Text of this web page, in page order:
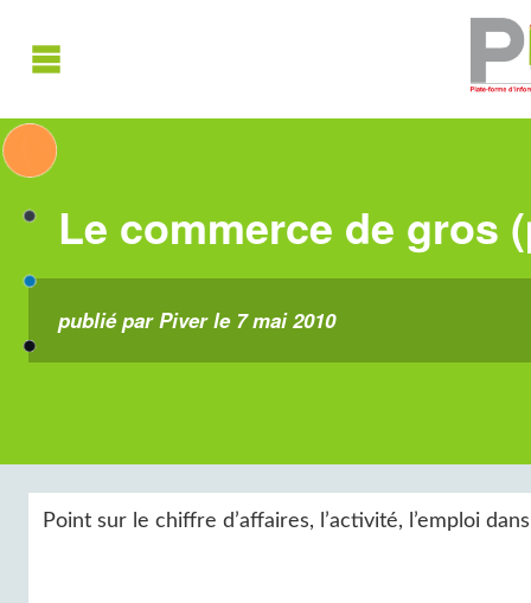
Le commerce de gros
publié par Piver le 7 mai 2010
Point sur le chiffre d’affaires, l’activité, l’emploi